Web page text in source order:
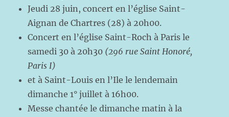
Jeudi 28 juin, concert en l’église Saint-
Aignan de Chartres (28) à 20h00.
Concert en l’église Saint-Roch à Paris le
samedi 30 à 20h30 (296 rue Saint Honoré,
Paris I)
et à Saint-Louis en l’Ile le lendemain
dimanche 1° juillet à 16h00.
Messe chantée le dimanche matin à la